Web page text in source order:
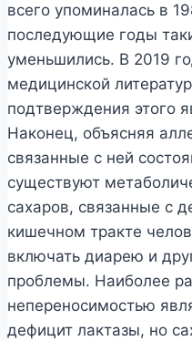
всего упоминалась в
последующие годы
уменьшились. В 2019
медицинской
подтверждения этого
Наконец, объясняя
связанные с ней
существуют
сахаров, связанные с
кишечном тракте
включать диарею и
проблемы. Наиболее
непереносимостью
дефицит лактазы, но